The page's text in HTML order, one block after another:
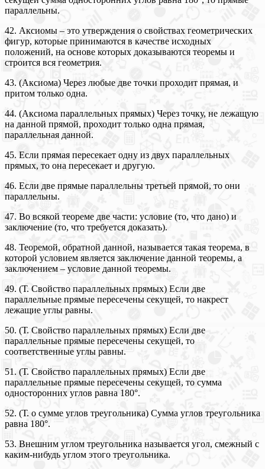
параллельны.
42. Аксиомы – это утверждения о свойствах геометрических
фигур, которые принимаются в качестве исходных
положений, на основе которых доказываются теоремы и
строится вся геометрия.
43. (Аксиома) Через любые две точки проходит прямая, и
притом только одна.
44. (Аксиома параллельных прямых) Через точку, не лежащую
на данной прямой, проходит только одна прямая,
параллельная данной.
45. Если прямая пересекает одну из двух параллельных
прямых, то она пересекает и другую.
46. Если две прямые параллельны третьей прямой, то они
параллельны.
47. Во всякой теореме две части: условие (то, что дано) и
заключение (то, что требуется доказать).
48. Теоремой, обратной данной, называется такая теорема, в
которой условием является заключение данной теоремы, а
заключением – условие данной теоремы.
49. (Т. Свойство параллельных прямых) Если две
параллельные прямые пересечены секущей, то накрест
лежащие углы равны.
50. (Т. Свойство параллельных прямых) Если две
параллельные прямые пересечены секущей, то
соответственные углы равны.
51. (Т. Свойство параллельных прямых) Если две
параллельные прямые пересечены секущей, то сумма
односторонних углов равна 180°.
52. (Т. о сумме углов треугольника) Сумма углов треугольника
равна 180°.
53. Внешним углом треугольника называется угол, смежный с
каким-нибудь углом этого треугольника.